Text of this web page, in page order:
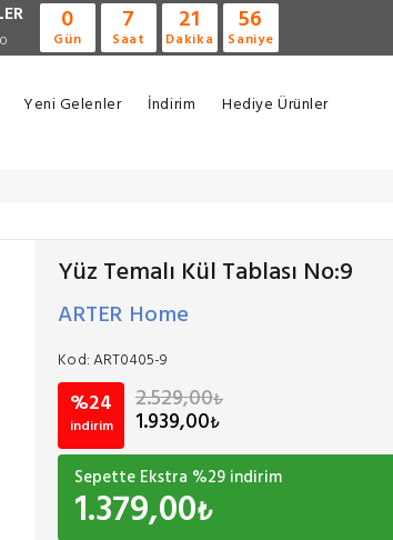
0
Gün
7
Saat
21
Dakika
56
Saniye
Yeni Gelenler İndirim Hediye Ürünler
Yüz Temalı Kül Tablası No:9
ARTER Home
Kod:ART0405-9
%24
indirim
2.529,00₺
1.939,00₺
Sepette Ekstra %29 indirim
1.379,00₺